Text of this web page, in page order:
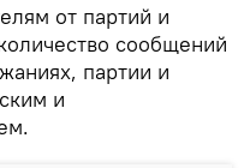
от партий и
сообщений
партии и
и